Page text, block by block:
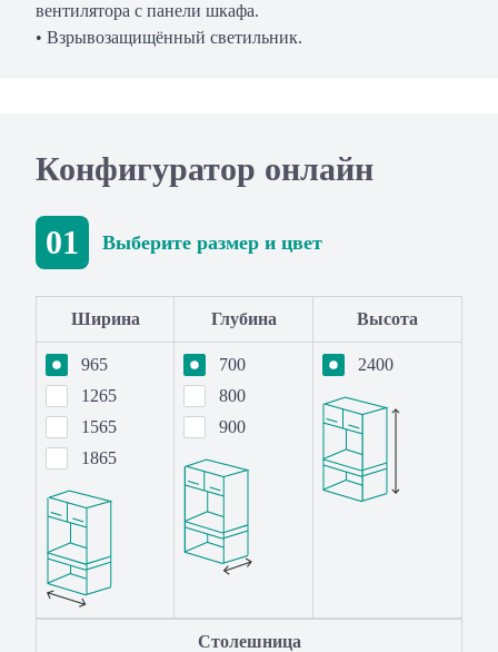
вентилятора с панели шкафа.
• Взрывозащищённый светильник.
Конфигуратор онлайн
01
Выберите размер и цвет
Ширина Глубина Высота
965
1265
1565
1865
700
800
900
2400
Столешница